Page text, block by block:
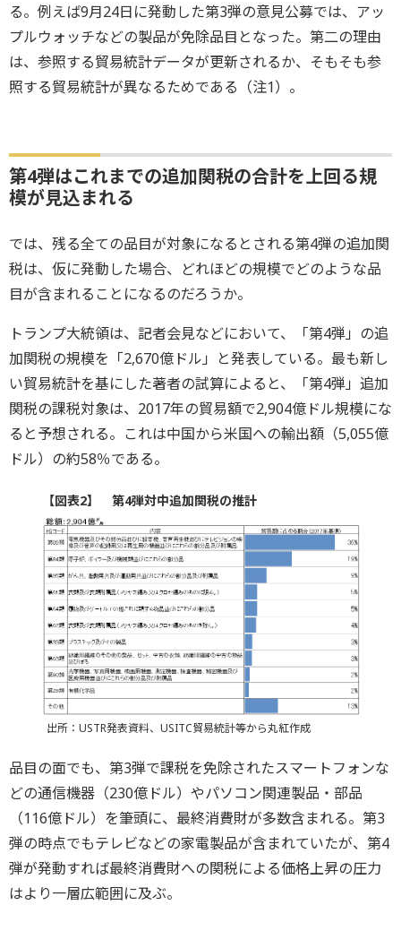
る。例えば9月24日に発動した第3弾の意見公募では、アッ
プルウォッチなどの製品が免除品目となった。第二の理由
は、参照する貿易統計データが更新されるか、そもそも参
照する貿易統計が異なるためである（注1）。
第4弾はこれまでの追加関税の合計を上回る規
模が見込まれる
では、残る全ての品目が対象になるとされる第4弾の追加関
税は、仮に発動した場合、どれほどの規模でどのような品
目が含まれることになるのだろうか。
トランプ大統領は、記者会見などにおいて、「第4弾」の追
加関税の規模を「2,670億ドル」と発表している。最も新し
い貿易統計を基にした著者の試算によると、「第4弾」追加
関税の課税対象は、2017年の貿易額で2,904億ドル規模にな
ると予想される。これは中国から米国への輸出額（5,055億
ドル）の約58％である。
【図表2】 第4弾対中追加関税の推計
出所：USTR発表資料、USITC貿易統計等から丸紅作成
品目の面でも、第3弾で課税を免除されたスマートフォンな
どの通信機器（230億ドル）やパソコン関連製品・部品
（116億ドル）を筆頭に、最終消費財が多数含まれる。第3
弾の時点でもテレビなどの家電製品が含まれていたが、第4
弾が発動すれば最終消費財への関税による価格上昇の圧力
はより一層広範囲に及ぶ。